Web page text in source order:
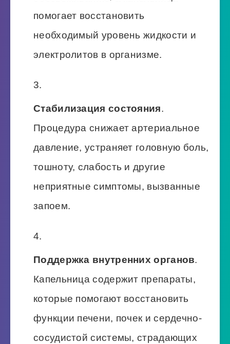
помогает восстановить
необходимый уровень жидкости и
электролитов в организме.
Стабилизация состояния.
Процедура снижает артериальное
давление, устраняет головную боль,
тошноту, слабость и другие
неприятные симптомы, вызванные
запоем.
Поддержка внутренних органов.
Капельница содержит препараты,
которые помогают восстановить
функции печени, почек и сердечно-
сосудистой системы, страдающих